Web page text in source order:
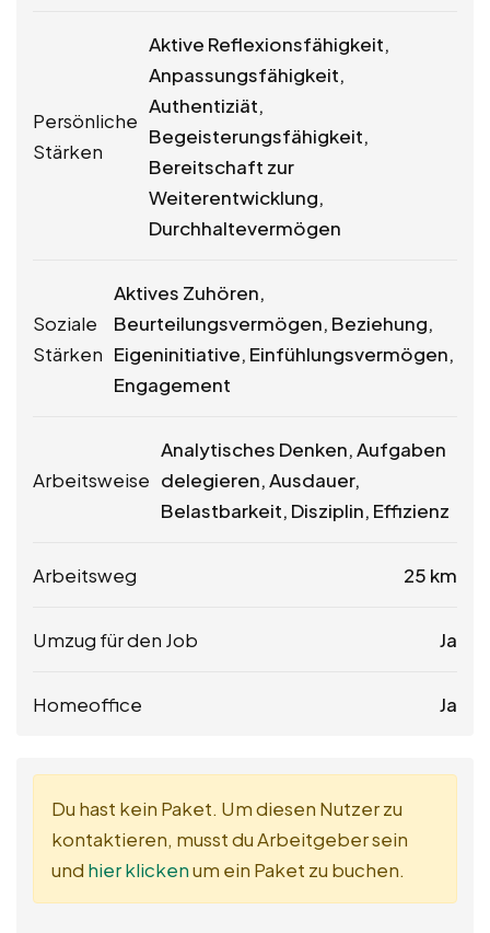
Persönliche
Stärken
Aktive Reflexionsfähigkeit,
Anpassungsfähigkeit,
Authentiziät,
Begeisterungsfähigkeit,
Bereitschaft zur
Weiterentwicklung,
Durchhaltevermögen
Soziale
Stärken
Aktives Zuhören,
Beurteilungsvermögen, Beziehung,
Eigeninitiative, Einfühlungsvermögen,
Engagement
Arbeitsweise
Analytisches Denken, Aufgaben
delegieren, Ausdauer,
Belastbarkeit, Disziplin, Effizienz
Arbeitsweg 25 km
Umzug für den Job Ja
Homeoffice Ja
Du hast kein Paket. Um diesen Nutzer zu
kontaktieren, musst du Arbeitgeber sein
und hier klickenum ein Paket zu buchen.